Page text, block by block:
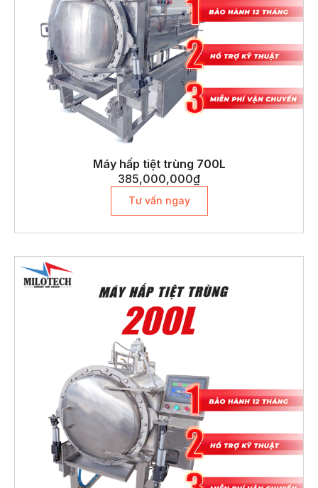
Máy hấp tiệt trùng 700L
385,000,000₫
Tư vấn ngay